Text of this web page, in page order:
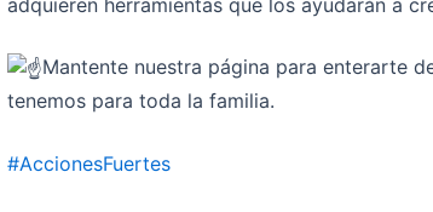
Mantente nuestra página para enterarte
tenemos para toda la familia.
#AccionesFuertes